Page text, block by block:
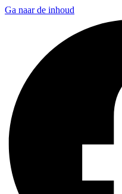
Ga naar de inhoud